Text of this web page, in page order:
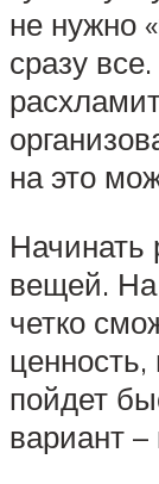
не нужно
сразу
на это
Начинать
вещей.
четко
пойдет
вариант –